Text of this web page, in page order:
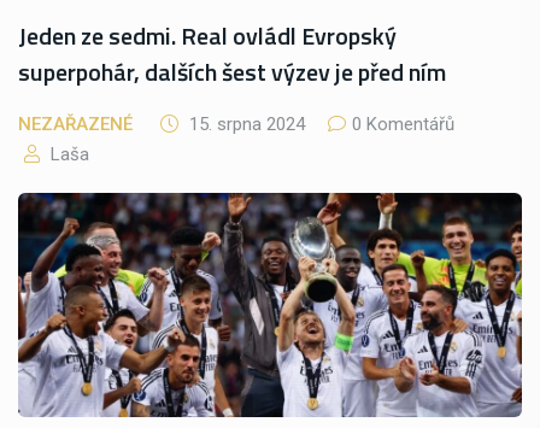
Jeden ze sedmi. Real ovládl Evropský
superpohár, dalších šest výzev je před ním
NEZAŘAZENÉ 15. srpna 2024
0 Komentářů
Laša